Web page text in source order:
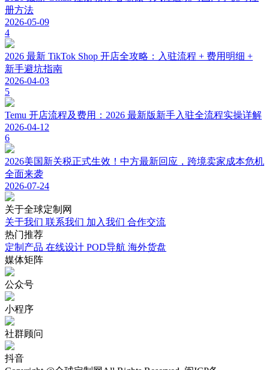
册方法
2026-05-09
4
2026 最新 TikTok Shop 开店全攻略：入驻流程 + 费用明细 +
新手避坑指南
2026-04-03
5
Temu 开店流程及费用：2026 最新版新手入驻全流程实操详解
2026-04-12
6
2026美国新关税正式生效！中方最新回应，跨境卖家成本危机
全面来袭
2026-07-24
关于全球定制网
关于我们 联系我们 加入我们 合作交流
热门推荐
定制产品 在线设计 POD导航 海外货盘
媒体矩阵
公众号
小程序
社群顾问
抖音